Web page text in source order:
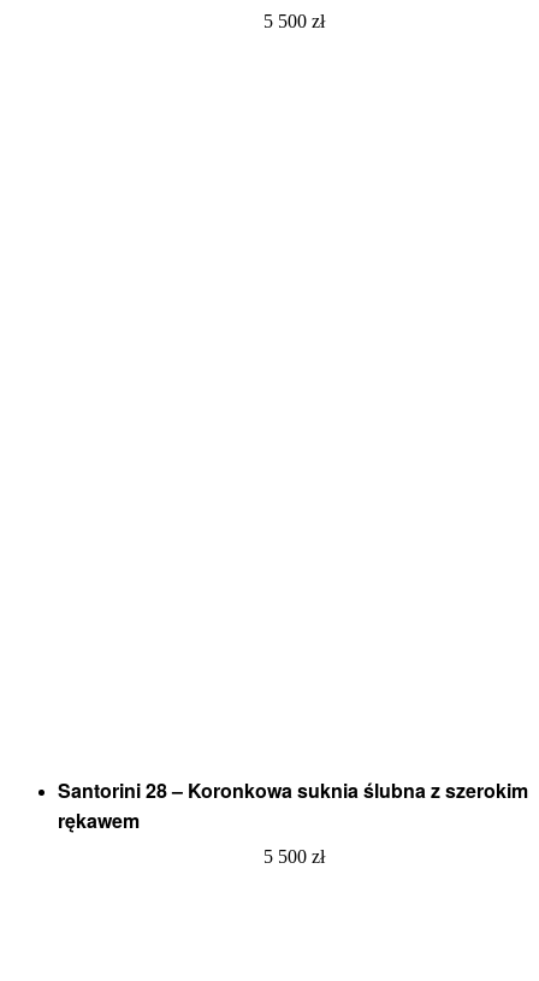
5 500 zł
Santorini 28 – Koronkowa suknia ślubna z szerokim
rękawem
5 500 zł